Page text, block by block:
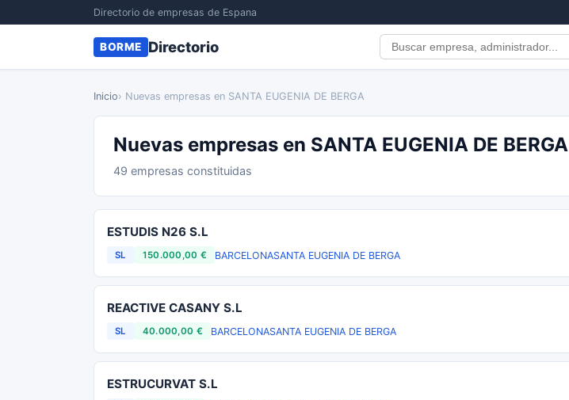
Directorio de empresas de Espana
BORME Directorio
Inicio› Nuevas empresas en SANTA EUGENIA DE BERGA
Nuevas empresas en SANTA EUGENIA DE BERGA
49 empresas constituidas
ESTUDIS N26 S.L
SL 150.000,00 € BARCELONASANTA EUGENIA DE BERGA
REACTIVE CASANY S.L
SL 40.000,00 € BARCELONASANTA EUGENIA DE BERGA
ESTRUCURVAT S.L